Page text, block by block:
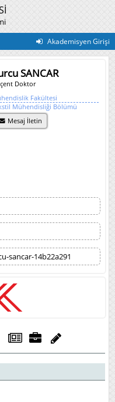
Akademisyen Girişi
SANCAR
Doktor
Fakültesi
Mühendisliği Bölümü
Mesaj İletin
sancar-14b22a291